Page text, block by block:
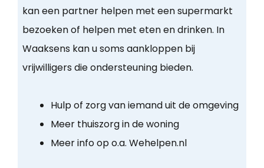
kan een partner helpen met een supermarkt
bezoeken of helpen met eten en drinken. In
Waaksens kan u soms aankloppen bij
vrijwilligers die ondersteuning bieden.
Hulp of zorg van iemand uit de omgeving
Meer thuiszorg in de woning
Meer info op o.a. Wehelpen.nl